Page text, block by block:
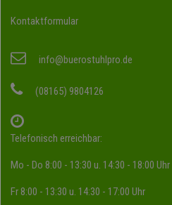
Kontaktformular
info@buerostuhlpro.de
(08165) 9804126
Telefonisch erreichbar:
Mo - Do 8:00 - 13:30 u. 14:30 - 18:00 Uhr
Fr 8:00 - 13:30 u. 14:30 - 17:00 Uhr